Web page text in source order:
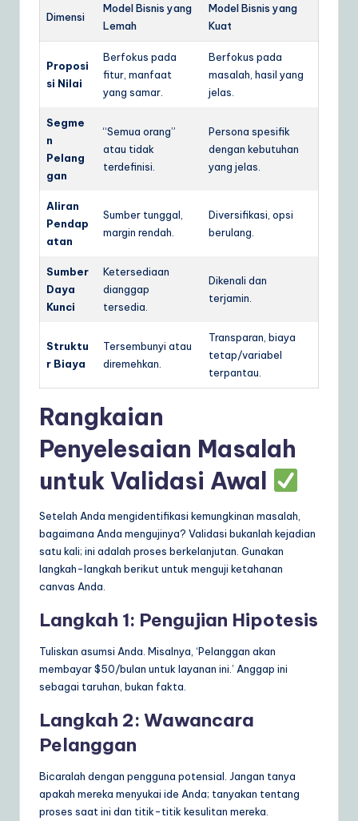
Dimensi
Model Bisnis yang
Lemah
Model Bisnis yang
Kuat
Proposi
si Nilai
Berfokus pada
fitur, manfaat
yang samar.
Berfokus pada
masalah, hasil yang
jelas.
Segme
n
Pelang
gan
“Semua orang”
atau tidak
terdefinisi.
Persona spesifik
dengan kebutuhan
yang jelas.
Aliran
Pendap
atan
Sumber tunggal,
margin rendah.
Diversifikasi, opsi
berulang.
Sumber
Daya
Kunci
Ketersediaan
dianggap
tersedia.
Dikenali dan
terjamin.
Struktu
r Biaya
Tersembunyi atau
diremehkan.
Transparan, biaya
tetap/variabel
terpantau.
Rangkaian
Penyelesaian Masalah
untuk Validasi Awal
Setelah Anda mengidentifikasi kemungkinan masalah,
bagaimana Anda mengujinya? Validasi bukanlah kejadian
satu kali; ini adalah proses berkelanjutan. Gunakan
langkah-langkah berikut untuk menguji ketahanan
canvas Anda.
Langkah 1: Pengujian Hipotesis
Tuliskan asumsi Anda. Misalnya, ‘Pelanggan akan
membayar $50/bulan untuk layanan ini.’ Anggap ini
sebagai taruhan, bukan fakta.
Langkah 2: Wawancara
Pelanggan
Bicaralah dengan pengguna potensial. Jangan tanya
apakah mereka menyukai ide Anda; tanyakan tentang
proses saat ini dan titik-titik kesulitan mereka.